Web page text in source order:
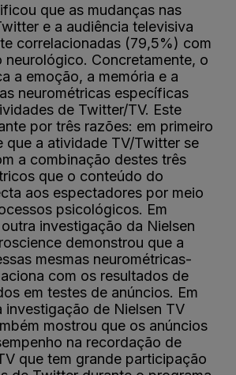
que as mudanças nas
e a audiência televisiva
correlacionadas (79,5%) com
neurológico. Concretamente, o
a emoção, a memória e a
neurométricas específicas
de Twitter/TV. Este
por três razões: em primeiro
que a atividade TV/Twitter se
a combinação destes três
que o conteúdo do
aos espectadores por meio
psicológicos. Em
investigação da Nielsen
demonstrou que a
mesmas neurométricas-
com os resultados de
em testes de anúncios. Em
investigação de Nielsen TV
mostrou que os anúncios
na recordação de
que tem grande participação